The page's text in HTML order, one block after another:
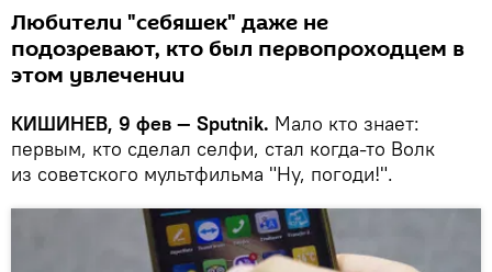
Любители "себяшек" даже не
подозревают, кто был первопроходцем в
этом увлечении
КИШИНЕВ, 9 фев — Sputnik. Мало кто знает:
первым, кто сделал селфи, стал когда-то Волк
из советского мультфильма "Ну, погоди!".